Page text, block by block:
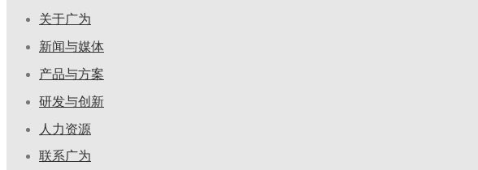
关于广为
新闻与媒体
产品与方案
研发与创新
人力资源
联系广为